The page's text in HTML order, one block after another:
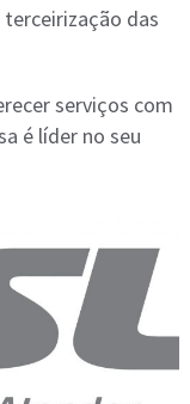
das
serviços com
é líder no seu